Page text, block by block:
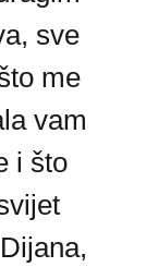
sve
me
vam
i što